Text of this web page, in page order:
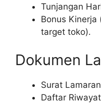
Tunjangan
Bonus Kinerja
target toko).
Dokumen
Surat
Daftar